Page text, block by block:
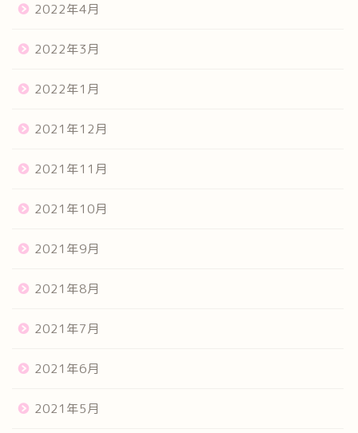
2022年4月
2022年3月
2022年1月
2021年12月
2021年11月
2021年10月
2021年9月
2021年8月
2021年7月
2021年6月
2021年5月